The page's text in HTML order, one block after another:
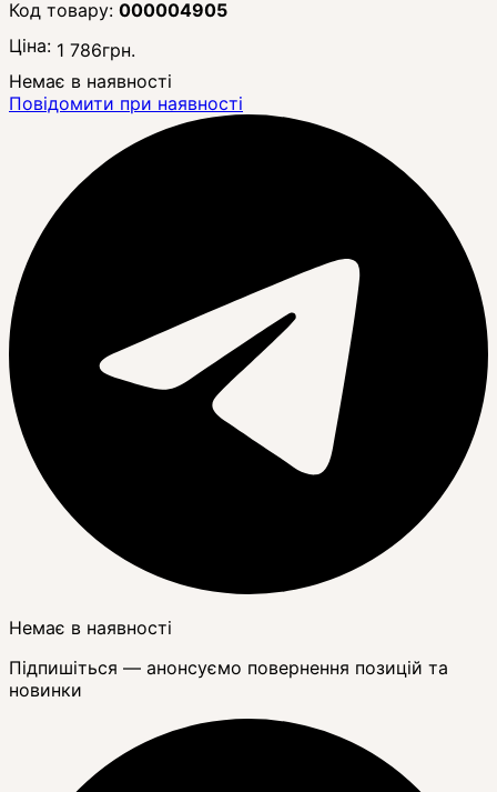
000004905
Ціна: 1 786грн.
Немає в наявності
Повідомити при наявності
Немає в наявності
Підпишіться — анонсуємо повернення позицій та
новинки